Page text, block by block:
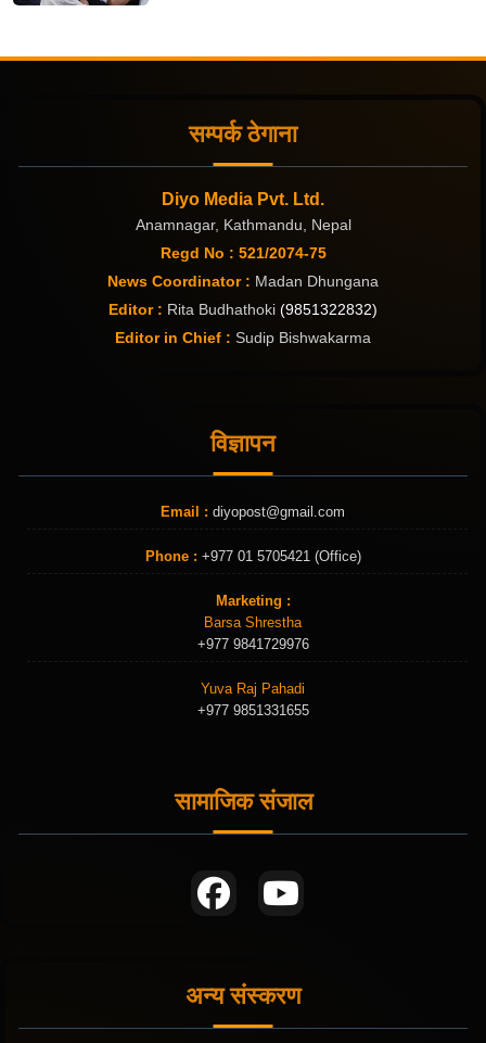
सम्पर्क ठेगाना
Diyo Media Pvt. Ltd.
Anamnagar, Kathmandu, Nepal
Regd No : 521/2074-75
News Coordinator : Madan Dhungana
Editor : Rita Budhathoki (9851322832)
Editor in Chief : Sudip Bishwakarma
विज्ञापन
Email : diyopost@gmail.com
Phone : +977 01 5705421 (Office)
Marketing :
Barsa Shrestha
+977 9841729976
Yuva Raj Pahadi
+977 9851331655
सामाजिक संजाल
अन्य संस्करण